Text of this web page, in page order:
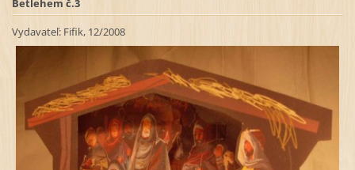
Betlehem č.3
Vydavateľ: Fifik, 12/2008